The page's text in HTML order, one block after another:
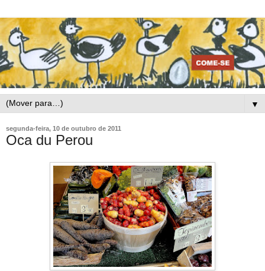
▼
segunda-feira, 10 de outubro de 2011
Oca du Perou